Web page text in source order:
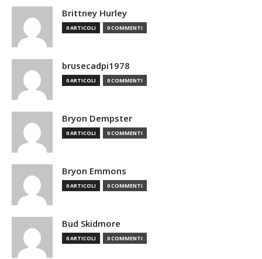
Brittney Hurley
0 ARTICOLI 0 COMMENTI
brusecadpi1978
0 ARTICOLI 0 COMMENTI
Bryon Dempster
0 ARTICOLI 0 COMMENTI
Bryon Emmons
0 ARTICOLI 0 COMMENTI
Bud Skidmore
0 ARTICOLI 0 COMMENTI